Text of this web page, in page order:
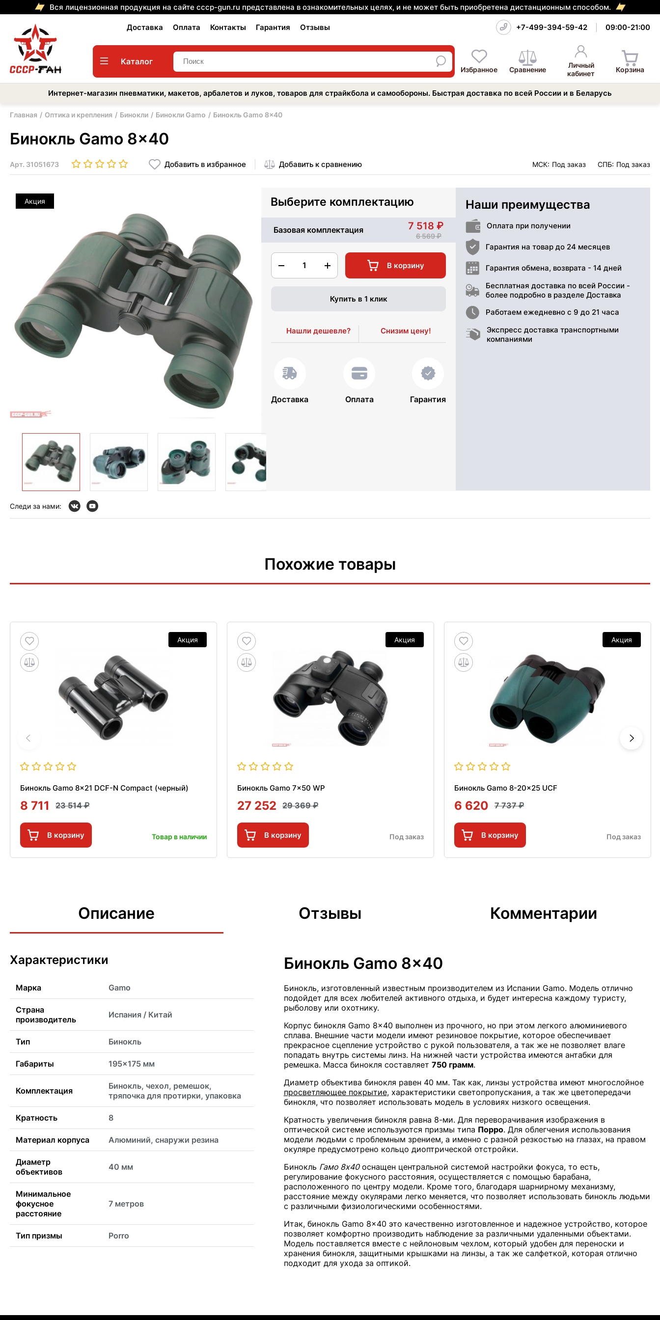
Вся лицензионная продукция на сайте cccp-gun.ru представлена в ознакомительных целях, и не может быть приобретена дистанционным способом.
Доставка Оплата Контакты Гарантия Отзывы +7-499-394-59-42 09:00-21:00
Каталог
Избранное Сравнение
Личный
кабинет
Корзина
Интернет-магазин пневматики, макетов, арбалетов и луков, товаров для страйкбола и самообороны. Быстрая доставка по всей России и в Беларусь
Главная Оптика и крепления Бинокли Бинокли Gamo Бинокль Gamo 8x40
Бинокль Gamo 8x40
Арт. 31051673 Добавить в избранное Добавить к сравнению МСК: Под заказ СПБ: Под заказ
Акция Выберите комплектацию
Базовая комплектация 7 518
6 569
1 В корзину
Купить в 1 клик
Нашли дешевле? Снизим цену!
Доставка Оплата Гарантия
Наши преимущества
Оплата при получении
Гарантия на товар до 24 месяцев
Гарантия обмена, возврата - 14 дней
Бесплатная доставка по всей России -
более подробно в разделе Доставка
Работаем ежедневно с 9 до 21 часа
Экспресс доставка транспортными
компаниями
Следи за нами:
Похожие товары
Акция
Бинокль Gamo 8x21 DCF-N Compact (черный)
8 711 23 514
В корзину Товар в наличии
Акция
Бинокль Gamo 7x50 WP
27 252 29 369
В корзину Под заказ
Акция
Бинокль Gamo 8-20x25 UCF
6 620 7 737
В корзину Под заказ
Описание Отзывы Комментарии
Характеристики
Марка Gamo
Страна
производитель
Испания / Китай
Тип Бинокль
Габариты 195x175 мм
Комплектация
Бинокль, чехол, ремешок,
тряпочка для протирки, упаковка
Кратность 8
Материал корпуса Алюминий, снаружи резина
Диаметр
объективов
40 мм
Минимальное
фокусное
расстояние
7 метров
Тип призмы Porro
Бинокль Gamo 8x40
Бинокль, изготовленный известным производителем из Испании Gamo. Модель отлично
подойдет для всех любителей активного отдыха, и будет интересна каждому туристу,
рыболову или охотнику.
Корпус бинокля Gamo 8x40 выполнен из прочного, но при этом легкого алюминиевого
сплава. Внешние части модели имеют резиновое покрытие, которое обеспечивает
прекрасное сцепление устройство с рукой пользователя, а так же не позволяет влаге
попадать внутрь системы линз. На нижней части устройства имеются антабки для
ремешка. Масса бинокля составляет 750 грамм.
Диаметр объектива бинокля равен 40 мм. Так как, линзы устройства имеют многослойное
просветляющее покрытие, характеристики светопропускания, а так же цветопередачи
бинокля, что позволяет использовать модель в условиях низкого освещения.
Кратность увеличения бинокля равна 8-ми. Для переворачивания изображения в
оптической системе используются призмы типа Порро. Для облегчения использования
модели людьми с проблемным зрением, а именно с разной резкостью на глазах, на правом
окуляре предусмотрено кольцо диоптрической отстройки.
Бинокль Гамо 8х40оснащен центральной системой настройки фокуса, то есть,
регулирование фокусного расстояния, осуществляется с помощью барабана,
расположенного по центру модели. Кроме того, благодаря шарнирному механизму,
расстояние между окулярами легко меняется, что позволяет использовать бинокль людьми
с различными физиологическими особенностями.
Итак, бинокль Gamo 8x40 это качественно изготовленное и надежное устройство, которое
позволяет комфортно производить наблюдение за различными удаленными объектами.
Модель поставляется вместе с нейлоновым чехлом, который удобен для переноски и
хранения бинокля, защитными крышками на линзы, а так же салфеткой, которая отлично
подходит для ухода за оптикой.